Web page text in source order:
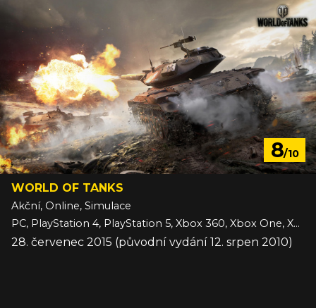
8/10
WORLD OF TANKS
Akční, Online, Simulace
PC, PlayStation 4, PlayStation 5, Xbox 360, Xbox One, Xbox Series
28. červenec 2015 (původní vydání 12. srpen 2010)